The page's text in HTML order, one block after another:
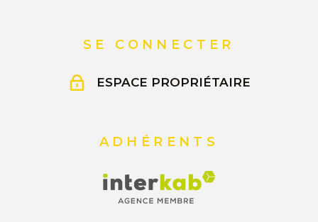
SE CONNECTER
ESPACE PROPRIÉTAIRE
ADHÉRENTS